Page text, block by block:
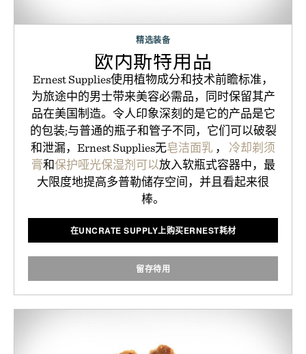
精选装备
欧内斯特用品
Ernest Supplies使用植物成分和技术前瞻标准，
为旅途中的男士带来美容必需品，同时保留其产
品在美国制造。令人印象深刻的是它的产品是它
的包装;与普通的瓶子和管子不同，它们可以破裂
和泄漏，Ernest Supplies无皂洁面乳 ， 冷却剃须
膏和保护哑光保湿剂可以放入软瓶式容器中，最
大限度地提高多普勒储存空间，并且看起来很
棒。
在UNCRATE SUPPLY上购买ERNEST耗材
留存待用